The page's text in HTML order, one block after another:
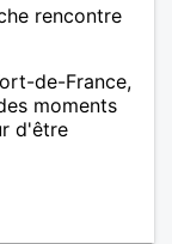
rencontre
de-France,
moments
d'être